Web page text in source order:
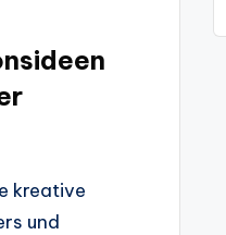
kreative
und